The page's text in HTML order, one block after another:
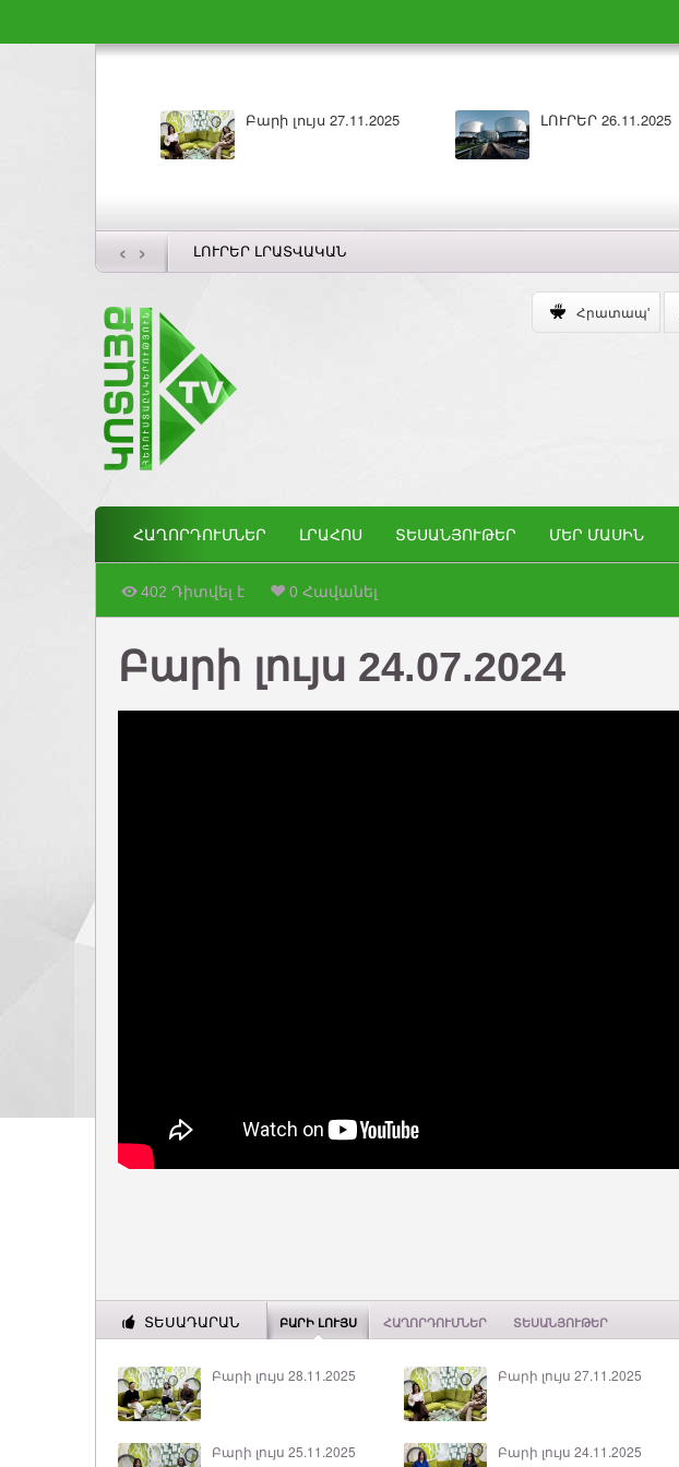
ԼՈՒՐԵՐ 26.11.2025 Բարի լույս 26.11.2025
‹ › ԼՈՒՐԵՐ ԼՐԱՏՎԱԿԱՆ
Հրատապ'
ՀԱՂՈՐԴՈՒՄՆԵՐ ԼՐԱՀՈՍ ՏԵՍԱՆՅՈՒԹԵՐ ՄԵՐ ՄԱՍԻՆ
402 Դիտվել է 0 Հավանել
Բարի լույս 24.07.2024
ՏԵՍԱԴԱՐԱՆ ԲԱՐԻ ԼՈՒՅՍ ՀԱՂՈՐԴՈՒՄՆԵՐ ՏԵՍԱՆՅՈՒԹԵՐ
Բարի լույս 28.11.2025 Բարի լույս 27.11.2025
Բարի լույս 25.11.2025 Բարի լույս 24.11.2025